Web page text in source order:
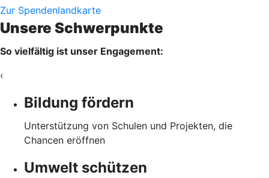
Zur Spendenlandkarte
Unsere Schwerpunkte
So vielfältig ist unser Engagement:
‹
Bildung fördern
Unterstützung von Schulen und Projekten, die
Chancen eröffnen
Umwelt schützen